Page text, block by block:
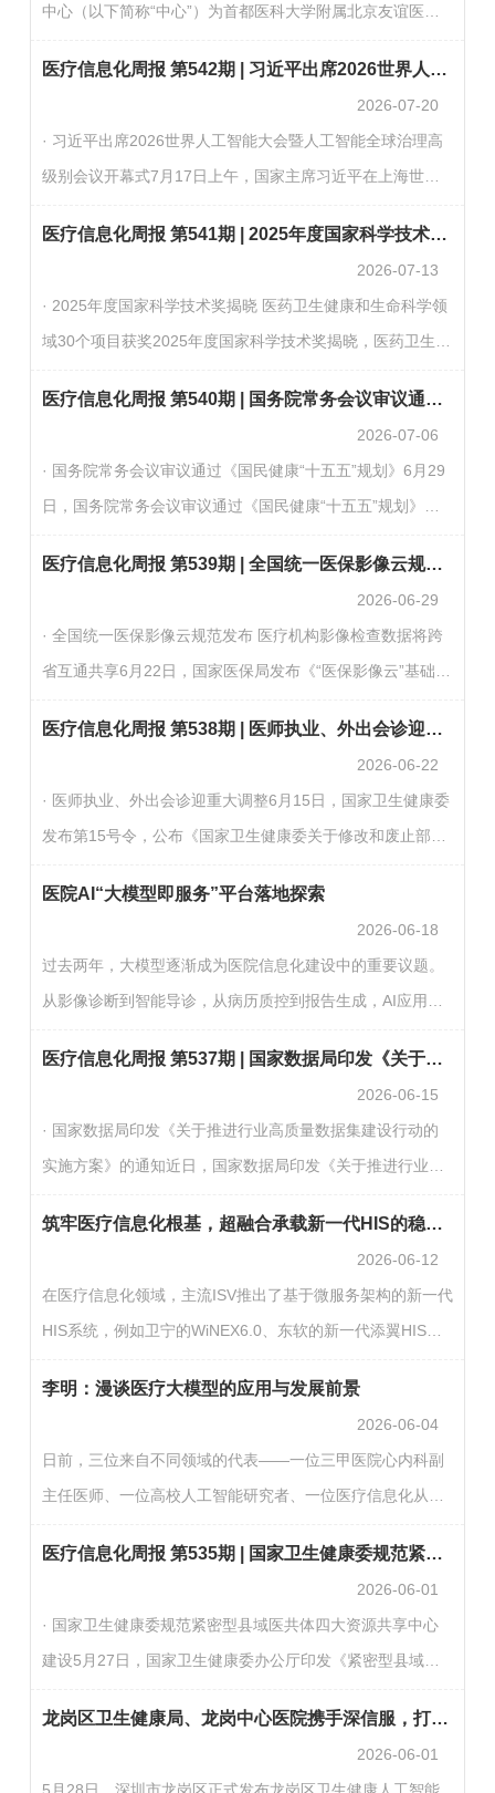
方面的专业优势，共同推出基于FastGPT深信服商业版
（Sangfor Agent Builder）的“AI·未来医院”联合解决方案的
中心（以下简称“中心”）为首都医科大学附属北京友谊医院
首席科学家与学术领衔人。中心定位于医院大数据与人工智
能的核心应用与研发基地，致力于推动数智技术与临床医学
的深度交叉融合，构建医工协同创新的高水平研究平台。2.
基础设施与数智平台中心已建成覆盖“数据-算力-算法-应
用”全链条的完善技术支撑体系，核心平台包括：数据层：
医疗信息化周报 第542期 | 习近平出席2026世界人工智能大会暨人工智能全球治理高级别会议开幕式
2026-07-20
· 习近平出席2026世界人工智能大会暨人工智能全球治理高
级别会议开幕式7月17日上午，国家主席习近平在上海世界
别会议开幕式并发表主旨讲话。习近平提出4点意见，第一，
坚持开放共赢，驱动创新发展。第二，强化风险意识，确保
安全可控。第三，鼓励包容并蓄，促进文明互鉴。第四，倡
导和衷共济，完善全球治理。（新华社）· 国务院印发《国
民健康“十五五”规划》国务院日前印发《国民健康“十五五”…
医疗信息化周报 第541期 | 2025年度国家科学技术奖揭晓 医药卫生健康和生命科学领域30个项目获奖
2026-07-13
· 2025年度国家科学技术奖揭晓 医药卫生健康和生命科学领
域30个项目获奖2025年度国家科学技术奖揭晓，医药卫生健
法创新及应用”等9项成果获得国家自然科学奖二等奖，“脑血
管病磁共振成像精准诊断关键技术、系统及应用”等4项成果
获国家技术发明奖二等奖，“重大心血管疾病精准介入诊疗关
键技术创新”等17项成果获国家科学技术进步奖二等奖。（健
康报）· 国家卫生健康委办公厅发布关于加强居民…
医疗信息化周报 第540期 | 国务院常务会议审议通过《国民健康“十五五”规划》
2026-07-06
· 国务院常务会议审议通过《国民健康“十五五”规划》6月29
日，国务院常务会议审议通过《国民健康“十五五”规划》，
疗卫生、医保、疾控体系基础，聚焦全生命周期健康保障，
深化医防融合，打通连贯一体化健康服务。同时统筹健康事
业与产业协同发展，扶持数字健康、康复养老等新兴业态，
丰富各类健康产品供给。规划完善行业全链条监管机制，兼
顾群众多层次、差异化健康需求，持续提升全民健康水平…
医疗信息化周报 第539期 | 全国统一医保影像云规范发布 医疗机构影像检查数据将跨省互通共享
2026-06-29
· 全国统一医保影像云规范发布 医疗机构影像检查数据将跨
省互通共享6月22日，国家医保局发布《“医保影像云”基础规
影像检查数据跨省互通共享。参保人可通过个人端查阅本人
及亲情账户的影像数据，医疗机构经授权后可调阅参保人的
历史影像数据。医保影像云采用“1+32”层级化架构，即1个国
家医保影像云索引共享模块，加32个省级影像云。每个省级
影像云均包含部署在医疗机构的前置机、省级影像中心…
医疗信息化周报 第538期 | 医师执业、外出会诊迎重大调整
2026-06-22
· 医师执业、外出会诊迎重大调整6月15日，国家卫生健康委
发布第15号令，公布《国家卫生健康委关于修改和废止部分
华人民共和国医师法》施行后，卫生健康领域推进法制统
一、完善医师执业管理制度的重要举措。其中，医师多点执
业、外出会诊、执业注册等条款的调整，标志着我国医师执
业管理模式迎来关键转向。（医疗器械经销商联盟）· 全球
脑机接口×医保创新场景大赛启动报名6月16日，国家医保局
医院AI“大模型即服务”平台落地探索
2026-06-18
过去两年，大模型逐渐成为医院信息化建设中的重要议题。
从影像诊断到智能导诊，从病历质控到报告生成，AI应用场
关注的不只是场景和模型选择，也包括大模型推理所依赖的
基础设施。用户洞察：三家医院的真实现状与诉求从实际调
研和项目需求来看，不同医院在建设阶段、算力基础和治理
要求上存在差异，但在模型服务化、算力统一管理、可观测
运维等方面有较为一致的诉求。1.医院A：以国产算力起步，
医疗信息化周报 第537期 | 国家数据局印发《关于推进行业高质量数据集建设行动的实施方案》的通知
2026-06-15
· 国家数据局印发《关于推进行业高质量数据集建设行动的
实施方案》的通知近日，国家数据局印发《关于推进行业高
焦行业领域推进高质量数据集建设。聚焦科学研究、工业制
造、农业农村、智慧能源、交通运输、金融服务、医疗卫
生、教育教学等重点领域，以及低空经济、具身智能、智能
驾驶、智慧海洋、生物制造等创新领域，加快推进行业高质
量数据集建设。（国家数据局）· 工信部推动人工智能与信
筑牢医疗信息化根基，超融合承载新一代HIS的稳定之道
2026-06-12
在医疗信息化领域，主流ISV推出了基于微服务架构的新一代
HIS系统，例如卫宁的WiNEX6.0、东软的新一代添翼HIS、
署，对底层基础设施的弹性、稳定性和运维效率提出了更高
要求。在实际落地中，逐渐形成了一种被广泛验证的路径：
以超融合作为容器化HIS的承载底座。那为什么这么多医院
都一致地选择了超融合作为新一代HIS的底座呢？我们来深
度解析下。之所以成为主流选择，主要原因是二者分工明确
李明：漫谈医疗大模型的应用与发展前景
2026-06-04
日前，三位来自不同领域的代表——一位三甲医院心内科副
主任医师、一位高校人工智能研究者、一位医疗信息化从业
医疗大语言模型的应用。探索医疗大模型的新应用，谨防患
者隐私泄露聊天话题是从时下流行的“养虾”开始的。北京大
学第一医院的李昱熙医生介绍，医院已下发内部通告，严厉
禁止医生在工作电脑上直接使用未经许可的AI工具处理医疗
内容，强制要求必须在物理隔离的“干净环境”中进行操作，
医疗信息化周报 第535期 | 国家卫生健康委规范紧密型县域医共体四大资源共享中心建设
2026-06-01
· 国家卫生健康委规范紧密型县域医共体四大资源共享中心
建设5月27日，国家卫生健康委办公厅印发《紧密型县域医
导各地规范建设医学影像、医学检验、心电诊断、消毒供应
等资源共享中心，提高服务规范化、同质化水平。此四项指
龙岗区卫生健康局、龙岗中心医院携手深信服，打造区域级AI共享共创平台底座
2026-06-01
5月28日，深圳市龙岗区正式发布龙岗区卫生健康人工智能